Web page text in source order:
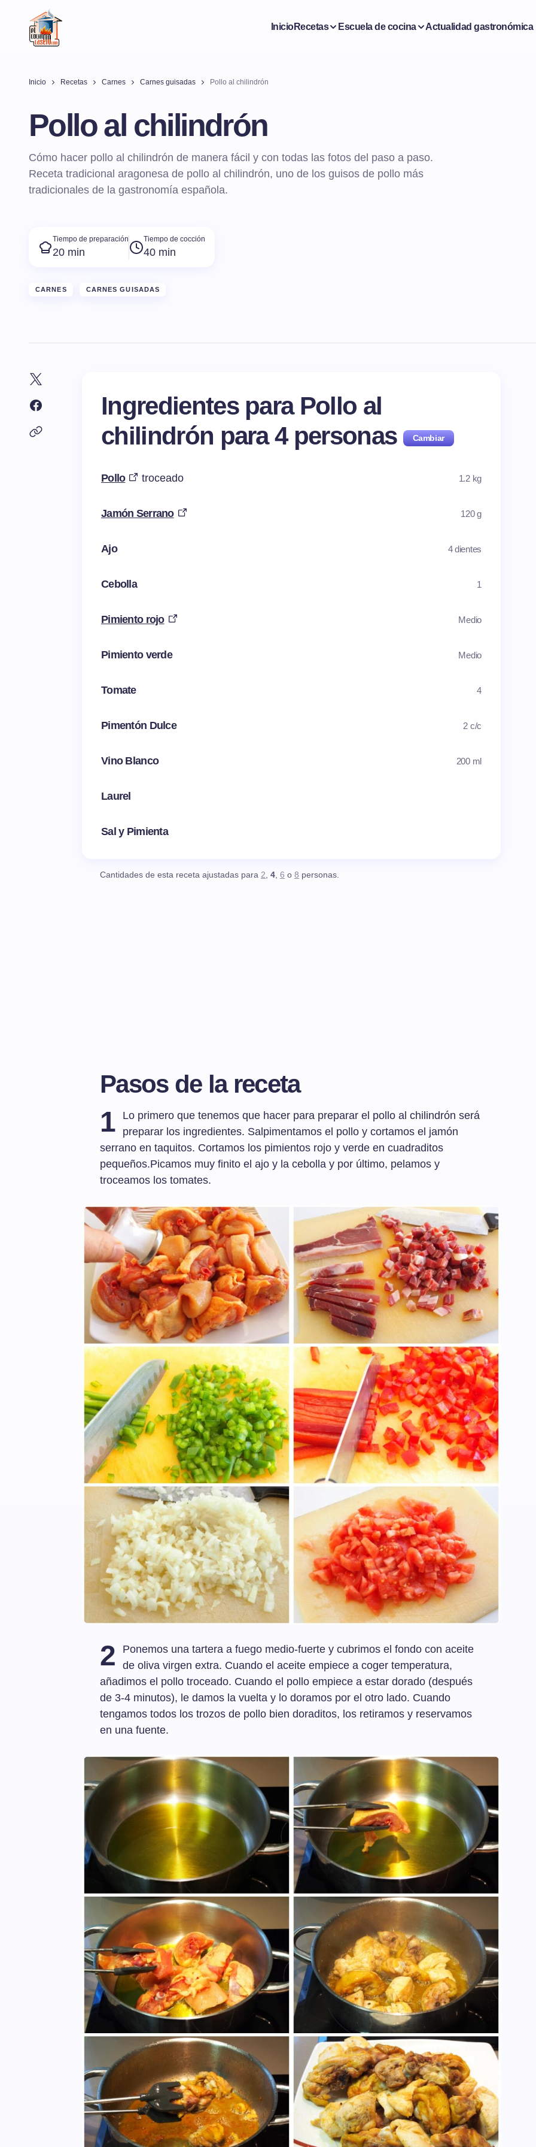
InicioRecetas Escuela de cocina Actualidad gastronómica
Inicio Recetas Carnes Carnes guisadas Pollo al chilindrón
Pollo al chilindrón
Cómo hacer pollo al chilindrón de manera fácil y con todas las fotos del paso a paso.
Receta tradicional aragonesa de pollo al chilindrón, uno de los guisos de pollo más
tradicionales de la gastronomía española.
Tiempo de preparación
20 min
Tiempo de cocción
40 min
CARNES CARNES GUISADAS
Ingredientes para Pollo al
chilindrón para4 personas
Pollo troceado 1.2 kg
Jamón Serrano 120 g
Ajo 4 dientes
Cebolla 1
Pimiento rojo Medio
Pimiento verde Medio
Tomate 4
Pimentón Dulce 2 c/c
Vino Blanco 200 ml
Laurel
Sal y Pimienta
Cantidades de esta receta ajustadas para 2, 4, 6 o 8 personas.
Pasos de la receta
1
Lo primero que tenemos que hacer para preparar el pollo al chilindrón será
preparar los ingredientes. Salpimentamos el pollo y cortamos el jamón
serrano en taquitos. Cortamos los pimientos rojo y verde en cuadraditos
pequeños.Picamos muy finito el ajo y la cebolla y por último, pelamos y
troceamos los tomates.
2
Ponemos una tartera a fuego medio-fuerte y cubrimos el fondo con aceite
de oliva virgen extra. Cuando el aceite empiece a coger temperatura,
añadimos el pollo troceado. Cuando el pollo empiece a estar dorado (después
de 3-4 minutos), le damos la vuelta y lo doramos por el otro lado. Cuando
tengamos todos los trozos de pollo bien doraditos, los retiramos y reservamos
en una fuente.